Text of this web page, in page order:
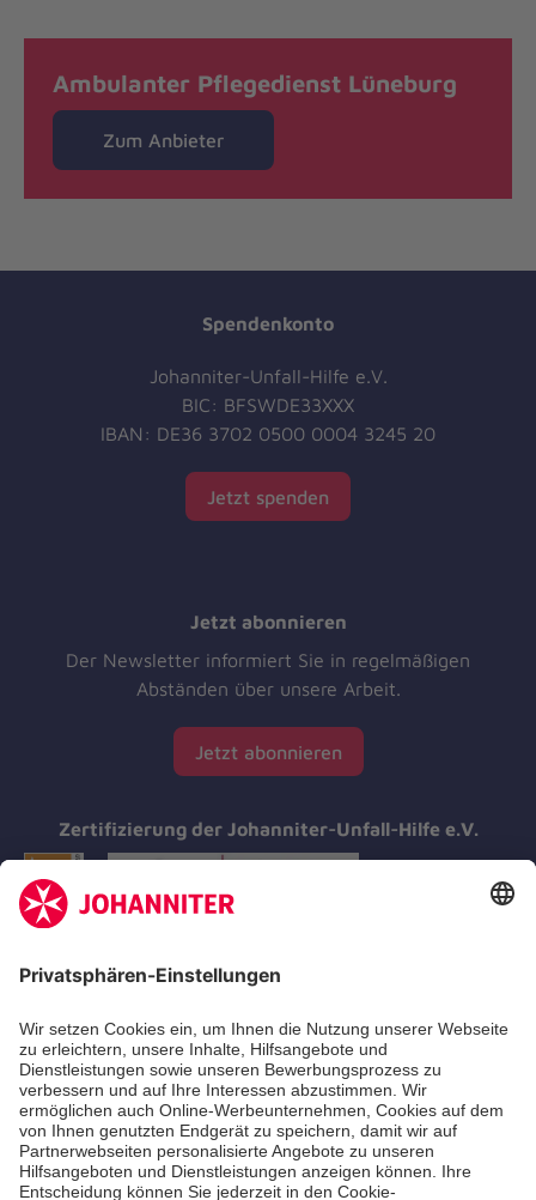
Ambulanter Pflegedienst Lüneburg
Zum Anbieter
Spendenkonto
Johanniter-Unfall-Hilfe e.V.
BIC: BFSWDE33XXX
IBAN: DE36 3702 0500 0004 3245 20
Jetzt spenden
Jetzt abonnieren
Der Newsletter informiert Sie in regelmäßigen
Abständen über unsere Arbeit.
Jetzt abonnieren
Zertifizierung der Johanniter-Unfall-Hilfe e.V.
Aus- & Fortbildungen
Erste-Hilfe-Kurse
Jobs & Ehrenamt